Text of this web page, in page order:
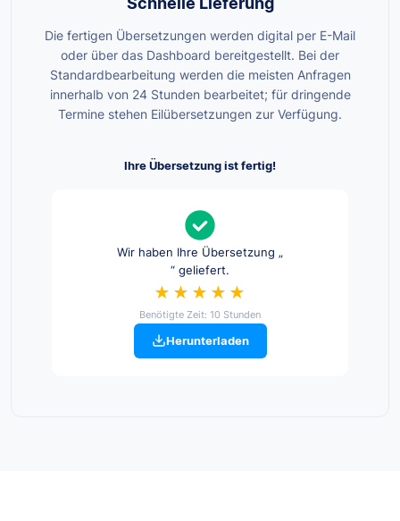
Die fertigen Übersetzungen werden digital per E-Mail
oder über das Dashboard bereitgestellt. Bei der
Standardbearbeitung werden die meisten Anfragen
innerhalb von 24 Stunden bearbeitet; für dringende
Termine stehen Eilübersetzungen zur Verfügung.
Ihre Übersetzung ist fertig!
Wir haben Ihre Übersetzung „
“ geliefert.
★★★★★
Benötigte Zeit: 10 Stunden
Herunterladen